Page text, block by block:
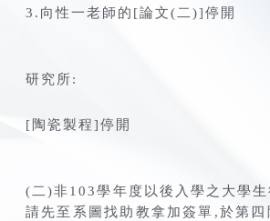
3.向性一老師的[論文(二)]停開
研究所:
[陶瓷製程]停開
(二)非103學年度以後入學之大學
請先至系圖找助教拿加簽單,於第